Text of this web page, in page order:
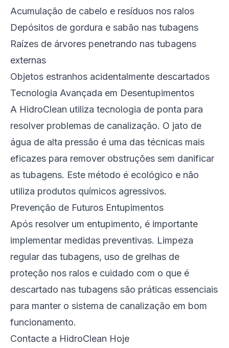
Acumulação de cabelo e resíduos nos ralos
Depósitos de gordura e sabão nas tubagens
Raízes de árvores penetrando nas tubagens
externas
Objetos estranhos acidentalmente descartados
Tecnologia Avançada em Desentupimentos
A HidroClean utiliza tecnologia de ponta para
resolver problemas de canalização. O jato de
água de alta pressão é uma das técnicas mais
eficazes para remover obstruções sem danificar
as tubagens. Este método é ecológico e não
utiliza produtos químicos agressivos.
Prevenção de Futuros Entupimentos
Após resolver um entupimento, é importante
implementar medidas preventivas. Limpeza
regular das tubagens, uso de grelhas de
proteção nos ralos e cuidado com o que é
descartado nas tubagens são práticas essenciais
para manter o sistema de canalização em bom
funcionamento.
Contacte a HidroClean Hoje